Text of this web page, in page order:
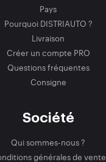
Pays
Pourquoi DISTRIAUTO ?
Livraison
Créer un compte PRO
Questions fréquentes
Consigne
Société
Qui sommes-nous ?
générales de vente